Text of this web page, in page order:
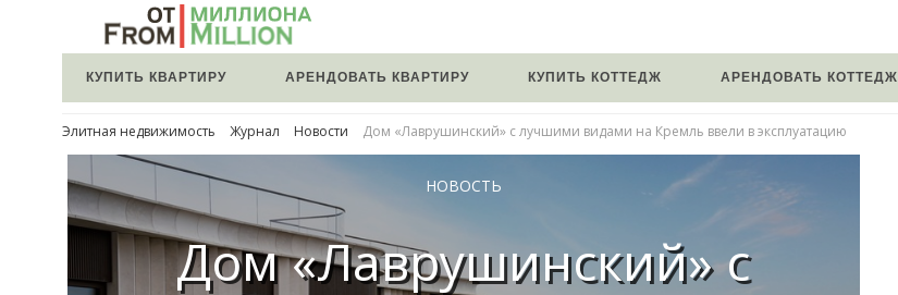
КУПИТЬ КВАРТИРУ АРЕНДОВАТЬ КВАРТИРУ КУПИТЬ КОТТЕДЖ АРЕНДОВАТЬ КОТТЕДЖ
Элитная недвижимость Журнал Новости Дом «Лаврушинский» с лучшими видами на Кремль ввели в эксплуатацию
НОВОСТЬ
Дом «Лаврушинский» с